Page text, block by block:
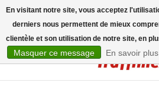
En visitant notre site, vous acceptez
derniers nous permettent de mieux
clientèle et son utilisation de notre site, en
Masquer ce message En savoir